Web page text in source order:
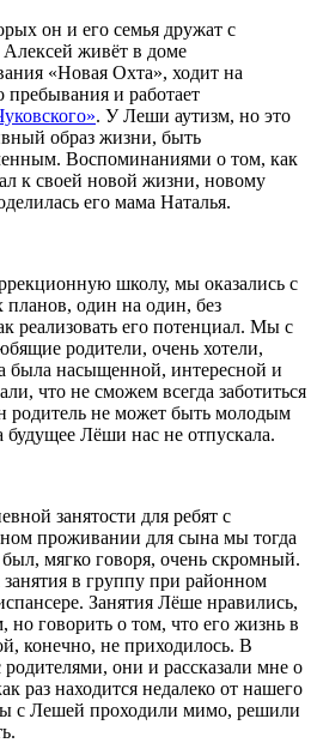
он и его семья дружат с
живёт в доме
«Новая Охта», ходит на
пребывания и работает
. У Леши аутизм, но это
образ жизни, быть
Воспоминаниями о том, как
к своей новой жизни, новому
его мама Наталья.
школу, мы оказались с
один на один, без
реализовать его потенциал. Мы с
родители, очень хотели,
была насыщенной, интересной и
что не сможем всегда заботиться
родитель не может быть молодым
будущее Лёши нас не отпускала.
занятости для ребят с
проживании для сына мы тогда
мягко говоря, очень скромный.
в группу при районном
Занятия Лёше нравились,
но говорить о том, что его жизнь в
конечно, не приходилось. В
родителями, они и рассказали мне о
находится недалеко от нашего
с Лешей проходили мимо, решили